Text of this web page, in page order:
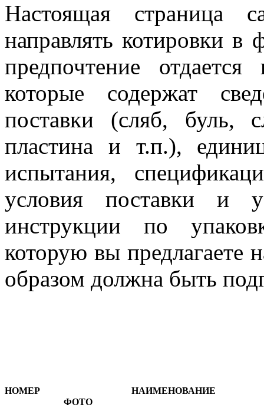
Настоящая страница
направлять котировки в
предпочтение
которые содержат
поставки (сляб, буль,
пластина и т.п.),
испытания,
условия поставки и
инструкции по
которую вы предлагаете
образом должна быть
НОМЕР
ФОТО
НАИМЕНОВАНИЕ